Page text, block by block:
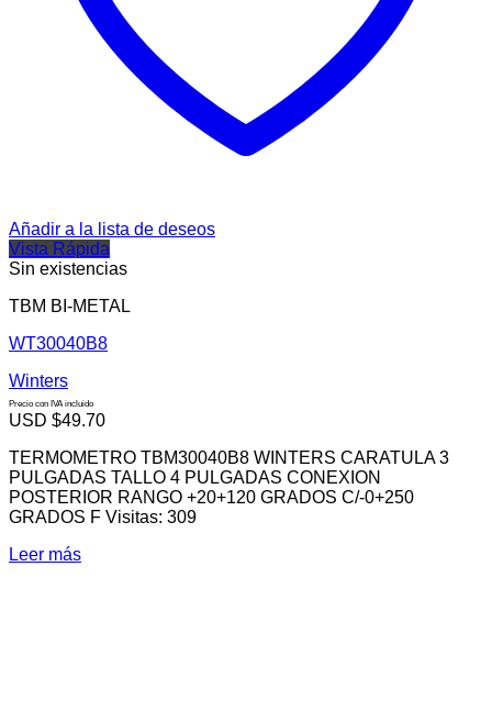
Añadir a la lista de deseos
Vista Rápida
Sin existencias
TBM BI-METAL
WT30040B8
Winters
Precio con IVA incluido
USD $49.70
TERMOMETRO TBM30040B8 WINTERS CARATULA 3
PULGADAS TALLO 4 PULGADAS CONEXION
POSTERIOR RANGO +20+120 GRADOS C/-0+250
GRADOS F Visitas: 309
Leer más